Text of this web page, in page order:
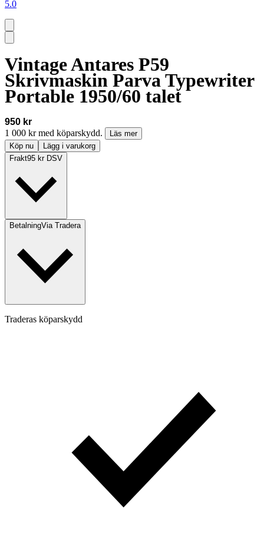
5.0
Vintage Antares P59
Skrivmaskin Parva Typewriter
Portable 1950/60 talet
950 kr
1 000 kr med köparskydd.
Läs mer
Köp nu
Lägg i varukorg
Frakt95 kr DSV
BetalningVia Tradera
Traderas köparskydd